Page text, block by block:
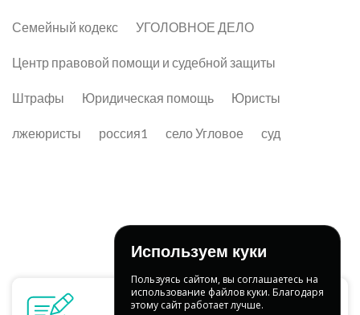
Семейный кодекс УГОЛОВНОЕ ДЕЛО
Центр правовой помощи и судебной защиты
Штрафы Юридическая помощь Юристы
лжеюристы россия1 село Угловое суд
Используем куки
Пользуясь сайтом, вы соглашаетесь на
использование файлов куки. Благодаря
этому сайт работает лучше.